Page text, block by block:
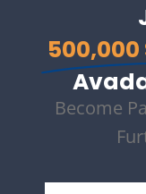
Become